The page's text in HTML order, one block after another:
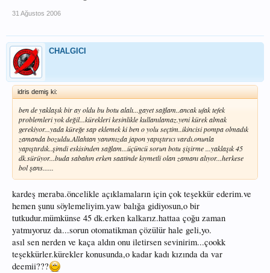
31 Ağustos 2006
CHALGICI
idris demiş ki:
ben de yaklaşık bir ay oldu bu botu alalı...gayet sağlam..ancak ufak tefek
problemleri yok değil...kürekleri kesinlikle kullanılamaz.yeni kürek almak
gerekiyor...yada küreğe sap eklemek ki ben o yolu seçtim..ikincisi pompa olmadık
zamanda bozuldu.Allahtan yanımızda japon yapıştırıcı vardı.onunla
yapıştırdık..şimdi eskisinden sağlam...üçüncü sorun botu şişirme ...yaklaşık 45
dk.sürüyor...buda sabahın erken saatinde kıymetli olan zamanı alıyor...herkese
bol şans......
kardeş meraba.öncelikle açıklamaların için çok teşekkür ederim.ve
hemen şunu söylemeliyim.yaw balığa gidiyosun,o bir
tutkudur.mümkünse 45 dk.erken kalkarız.hattaa çoğu zaman
yatmıyoruz da...sorun otomatikman çözülür hale geli,yo.
asıl sen nerden ve kaça aldın onu iletirsen sevinirim...çookk
teşekkürler.kürekler konusunda,o kadar kadı kızında da var
deemii???